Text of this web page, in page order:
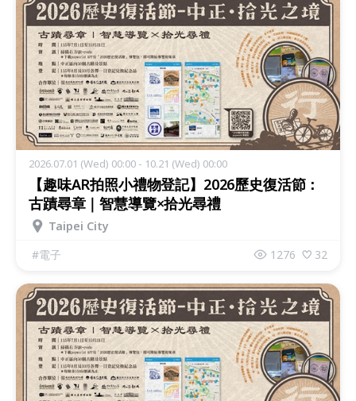
2026.07.01 (Wed) 00:00 - 10.21 (Wed) 00:00
【趣味AR拍照小禮物登記】2026歷史復活節：
古蹟尋章｜智慧導覽×拾光尋禮
Taipei City
#電子 1276 32